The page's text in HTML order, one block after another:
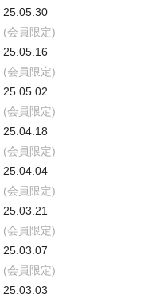
25.05.30
(会員限定)
25.05.16
(会員限定)
25.05.02
(会員限定)
25.04.18
(会員限定)
25.04.04
(会員限定)
25.03.21
(会員限定)
25.03.07
(会員限定)
25.03.03